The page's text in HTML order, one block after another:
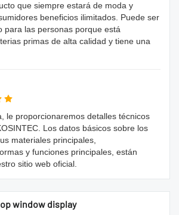
que siempre estará de moda y
beneficios ilimitados. Puede ser
para las personas porque está
primas de alta calidad y tiene una
le proporcionaremos detalles técnicos
Los datos básicos sobre los
materiales principales,
y funciones principales, están
sitio web oficial.
window display